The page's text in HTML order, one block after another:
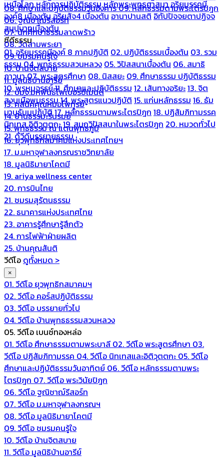
เหนือโลกหลักการปฏิบัติธรรมหลักพระพุทธศาสนาอริยมรรคมี
องค์8 เบื้องต้นอริยสัจ4 เบื้องต้นอานาปานสติอิทัปปัจจยตาปฏิจจ
สมุปบาทเบื้องต้น
ซีดีธรรม
01. อริยมรรคมีองค์ 8 ภาคปฏิบัติ 02. ปฏิบัติธรรมเบื้องต้น 03. รวม
ธรรม04. พุทธธรรมสวนหลวง 05. วิปัสสนาเบื้องต้น 06. สมาธิ
ภาวนา07. พระสูตรศึกษา 08. นิสสยะ 09. ศึกษาธรรม ปฏิบัติธรรม
10. พรหมจรรย์11. ศึกษาและปฏิบัติธรรม 12. เส้นทางอริยะ13. จิต
สงบเมื่อพบธรรม14. พระสูตรแนวปฏิบัติ 15. แก่นหลักธรรม 16. ธัม
มานุธัมมปฏิบัติ17. หลักธรรมตามพระไตรปิฎก 18. ปฏิสัมภิทามรรค
นิทเทส อิติวุตตกะ19. สมถวิปัสสนาในพระไตรปิฎก 20. หมวดทั่วไป
21. ดีวีดีบรรยายธรรม
08. ศึกษาและปฏิบัติธรรมวันอังคาร09. หลักธรรมตามพระไตรปิฎก
06. ฐณิชาฌ์รีสอร์ท
07. นักศึกษาธรรมลาดพร้าว
08. วัดสามพระยา
09. ชมรมคนรู้ใจ
10. บ้านจิตสบาย
11. มูลนิธิบ้านอารีย์
12. บมจ.มหพันธ์ไฟเบอร์ซีเมนต์
13. คลีนิคคุณหมอไพทูรย์
14. บ้านธรรมะรื่นรมย์
15. พุทธธรรม ณ แดนพุทธภูมิ
16. ยุวพุทธิกสมาคมแห่งประเทศไทยฯ
17. ม.มหาจุฬาลงกรณราชวิทยาลัย
18. มูลนิธิมายาโคตมี
19. ariya wellness center
20. การบินไทย
21. ชมรมสุรัตนธรรม
22. ธนาคารแห่งประเทศไทย
23. อาคารรู้ศึกษารู้สึกตัว
24. การไฟฟ้าฝ่ายผลิต
25. บ้านคุณสันติ
วีดีโอ ดูทั้งหมด >
×
01. วีดีโอ ยุวพุทธิกสมาคมฯ
02. วีดีโอ คอร์สปฏิบัติธรรม
03. วีดีโอ บรรยายทั่วไป
04. วีดีโอ บ้านพุทธธรรมสวนหลวง
05. วีดีโอ เบนซ์ทองหล่อ
01. วีดีโอ ศึกษาธรรมตามพระบาลี 02. วีดีโอ พระสูตรศึกษา 03.
วีดีโอ ปฏิสัมภิทามรรค 04. วีดีโอ นิทเทสและอิติวุตตกะ 05. วีดีโอ
ศึกษาและปฏิบัติธรรมวันอาทิตย์ 06. วีดีโอ หลักธรรมตามพระ
ไตรปิฎก 07. วีดีโอ พระวินัยปิฎก
06. วีดีโอ ฐณิชาฌ์รีสอร์ท
07. วีดีโอ ม.มหาจุฬาลงกรณฯ
08. วีดีโอ มูลนิธิมายาโคตมี
09. วีดีโอ ชมรมคนรู้ใจ
10. วีดีโอ บ้านจิตสบาย
11. วีดีโอ มูลนิธิบ้านอารีย์